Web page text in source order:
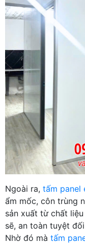
Ngoài ra, tấm panel
ẩm mốc, côn trùng
sản xuất từ chất
sẽ, an toàn tuyệt
Nhờ đó mà tấm